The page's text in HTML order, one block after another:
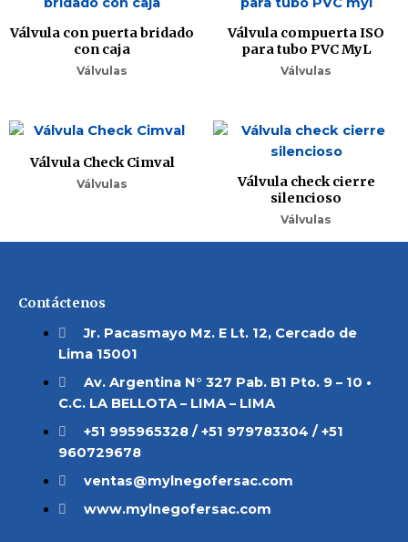
Válvula con puerta bridado
con caja
Válvulas
Válvula compuerta ISO
para tubo PVC MyL
Válvulas
Válvula Check Cimval
Válvulas
Válvula check cierre
silencioso
Válvulas
Contáctenos
Jr. Pacasmayo Mz. E Lt. 12, Cercado de
Lima 15001
Av. Argentina N° 327 Pab. B1 Pto. 9 – 10 •
C.C. LA BELLOTA – LIMA – LIMA
+51 995965328 / +51 979783304 / +51
960729678
ventas@mylnegofersac.com
www.mylnegofersac.com